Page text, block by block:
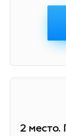
2 место.